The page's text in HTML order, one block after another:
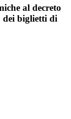
al decreto
dei biglietti di